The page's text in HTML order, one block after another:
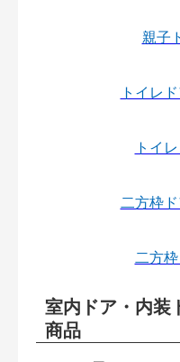
親子
トイレ
トイ
二方枠
二方
室内ドア・内装
商品